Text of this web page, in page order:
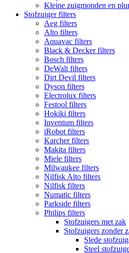
Kleine zuigmonden en
Stofzuiger filters
Aeg filters
Alto filters​
Aquavac filters
Black & Decker filters
Bosch filters
DeWalt filters
Dirt Devil filters
Dyson filters
Electrolux filters
Festool filters
Hokiki filters
Inventum filters
iRobot filters
Karcher filters
Makita filters
Miele filters
Milwaukee filters
Nilfisk Alto filters
Nilfisk filters
Numatic filters
Parkside filters
Philips filters
Stofzuigers met zak
Stofzuigers zonder
Slede
Steel